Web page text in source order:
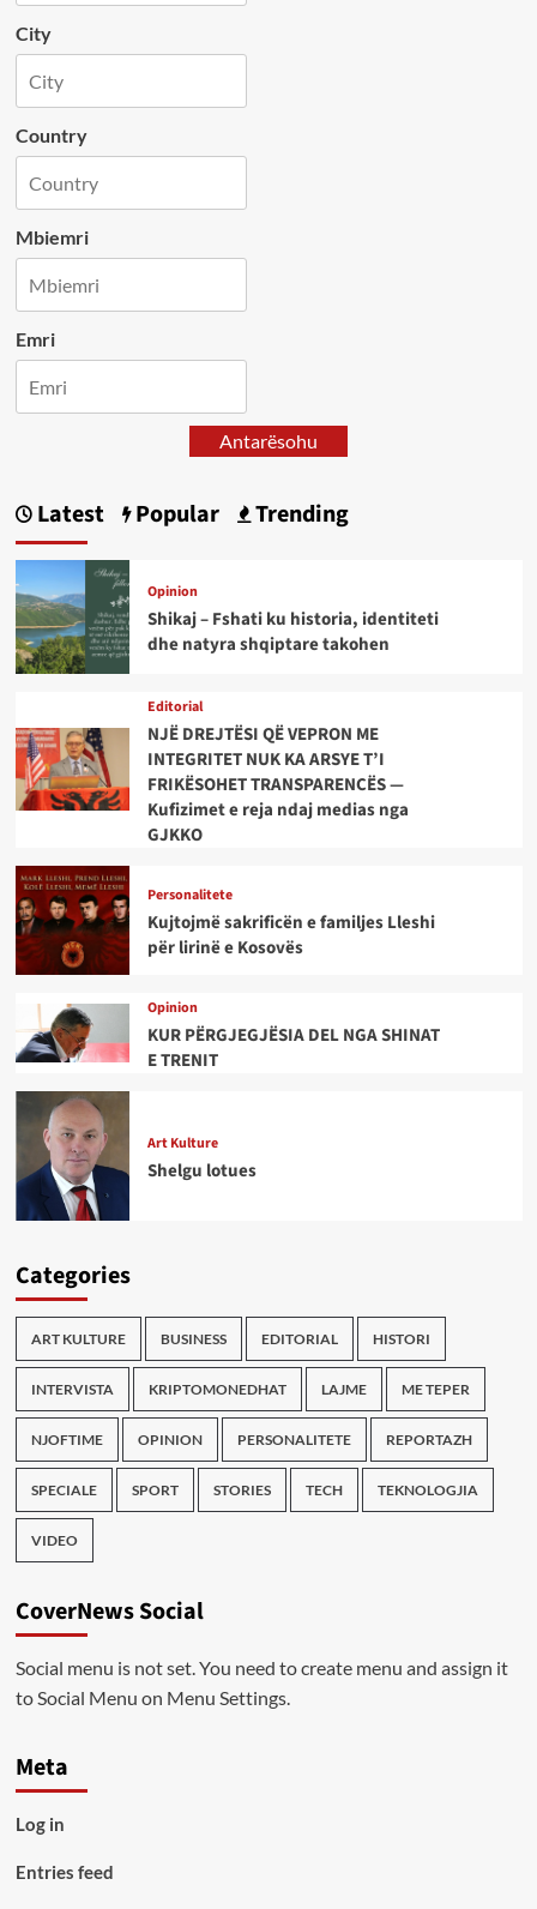
City
Country
Mbiemri
Emri
Antarësohu
Latest Popular Trending
Opinion
Shikaj – Fshati ku historia, identiteti
dhe natyra shqiptare takohen
Editorial
NJË DREJTËSI QË VEPRON ME
INTEGRITET NUK KA ARSYE T’I
FRIKËSOHET TRANSPARENCËS —
Kufizimet e reja ndaj medias nga
GJKKO
Personalitete
Kujtojmë sakrificën e familjes Lleshi
për lirinë e Kosovës
Opinion
KUR PËRGJEGJËSIA DEL NGA SHINAT
E TRENIT
Art Kulture
Shelgu lotues
Categories
ART KULTURE BUSINESS EDITORIAL HISTORI
INTERVISTA KRIPTOMONEDHAT LAJME ME TEPER
NJOFTIME OPINION PERSONALITETE REPORTAZH
SPECIALE SPORT STORIES TECH TEKNOLOGJIA
VIDEO
CoverNews Social
Social menu is not set. You need to create menu and assign it
to Social Menu on Menu Settings.
Meta
Log in
Entries feed